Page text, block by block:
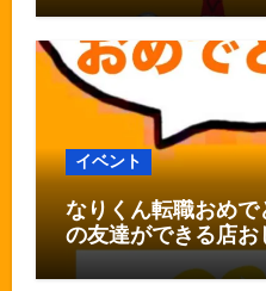
イベント
なりくん転職おめ
の友達ができる店お